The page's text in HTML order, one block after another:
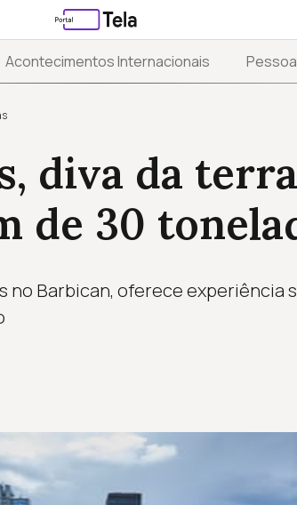
Acontecimentos Internacionais
diva da
de 30
no Barbican, oferece experiência